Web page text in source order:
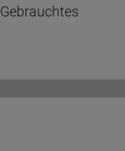
Gebrauchtes